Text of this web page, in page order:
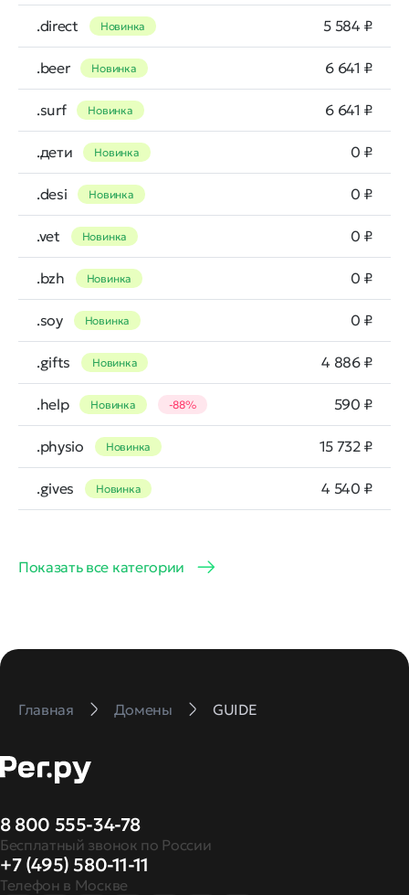
.direct Новинка 5 584 ₽
.beer Новинка 6 641 ₽
.surf Новинка 6 641 ₽
.дети Новинка 0 ₽
.desi Новинка 0 ₽
.vet Новинка 0 ₽
.bzh Новинка 0 ₽
.soy Новинка 0 ₽
.gifts Новинка 4 886 ₽
.help Новинка -88% 590 ₽
.physio Новинка 15 732 ₽
.gives Новинка 4 540 ₽
Показать все категории
Главная Домены GUIDE
8 800 555-34-78
Бесплатный звонок по России
+7 (495) 580-11-11
Телефон в Москве